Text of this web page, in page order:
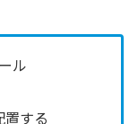
ル
する